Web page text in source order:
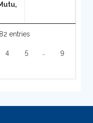
entries
4 5 9